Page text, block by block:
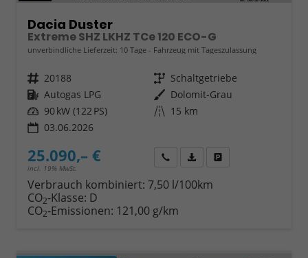
Dacia Duster
Extreme SHZ LKHZ TCe 120 ECO-G
unverbindliche Lieferzeit: 10 Tage Fahrzeug mit Tageszulassung
Fahrzeugnr. 20188 Getriebe Schaltgetriebe
Kraftstoff Autogas LPG Außenfarbe Dolomit-Grau
Leistung 90 kW (122 PS) Kilometerstand 15 km
03.06.2026
25.090,– €
incl. 19% MwSt.
Wir rufen Sie anFahrzeugexposé (PDF)
Verbrauch kombiniert: 7,50 l/100km
CO2-Klasse: D
CO2-Emissionen: 121,00 g/km